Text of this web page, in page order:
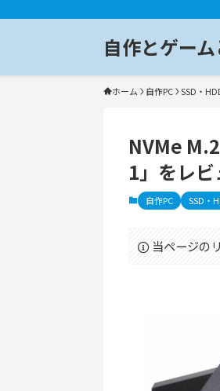
自作とゲー
ホーム 自作PC SSD・
NVMe
1」をレビ
自作PC SSD・
当ページの